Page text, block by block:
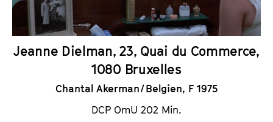
r
Jeanne Dielman, 23, Quai du Commerce,
1080 Bruxelles
Chantal Akerman / Belgien, F 1975
DCP OmU 202 Min.